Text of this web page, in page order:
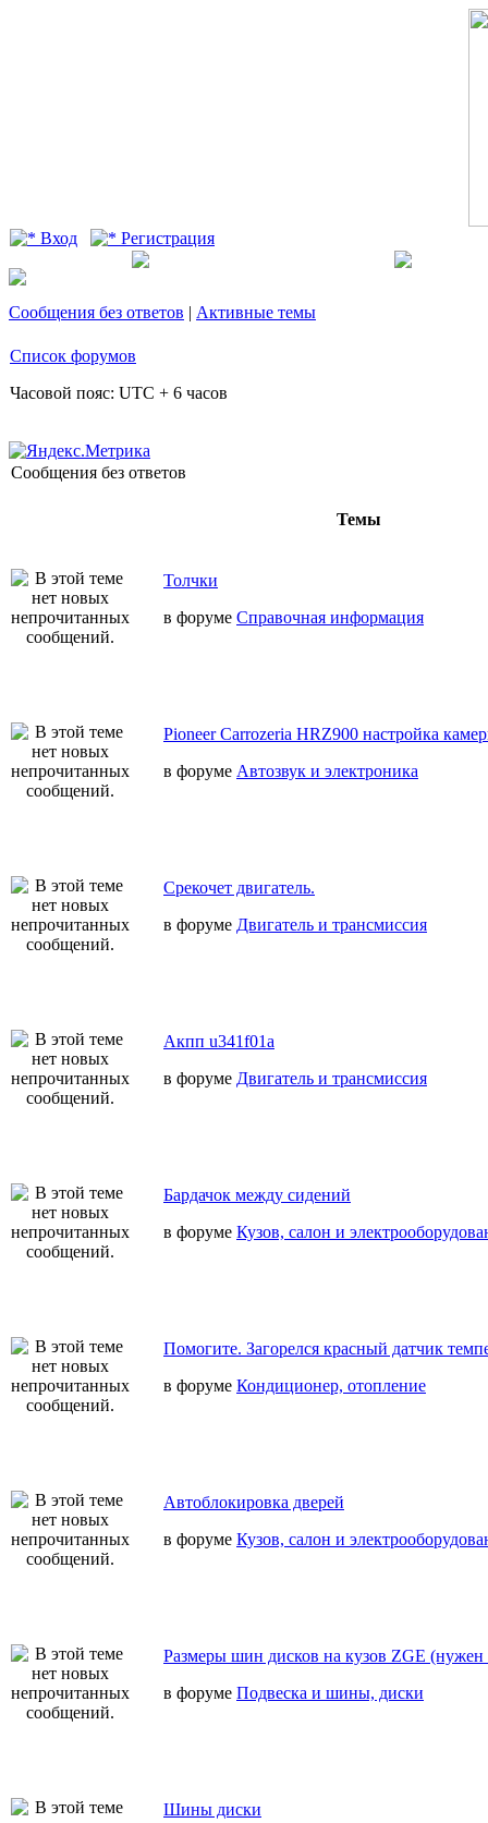
Вход Регистрация
Сообщения без ответов | Активные темы
Список форумов
Часовой пояс: UTC + 6 часов
Сообщения без ответов
Темы
Толчки
в форуме Справочная информация
Pioneer Carrozeria HRZ900 настройка
в форуме Автозвук и электроника
Срекочет двигатель.
в форуме Двигатель и трансмиссия
Акпп u341f01a
в форуме Двигатель и трансмиссия
Бардачок между сидений
в форуме Кузов, салон и
Помогите. Загорелся красный датчик
в форуме Кондиционер, отопление
Автоблокировка дверей
в форуме Кузов, салон и
Размеры шин дисков на кузов ZGE (нужен
в форуме Подвеска и шины, диски
Шины диски